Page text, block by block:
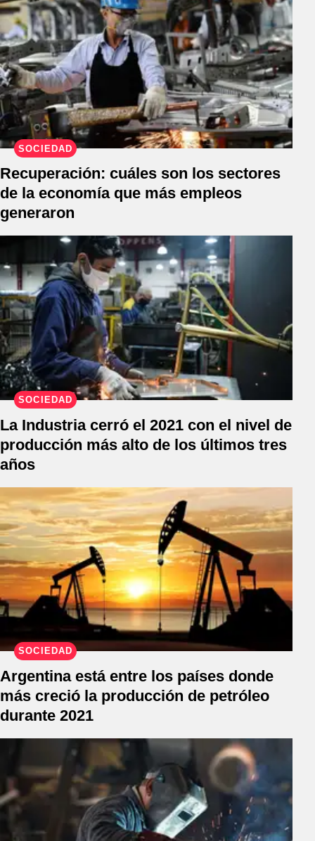
SOCIEDAD
Recuperación: cuáles son los sectores
de la economía que más empleos
generaron
SOCIEDAD
La Industria cerró el 2021 con el nivel de
producción más alto de los últimos tres
años
SOCIEDAD
Argentina está entre los países donde
más creció la producción de petróleo
durante 2021